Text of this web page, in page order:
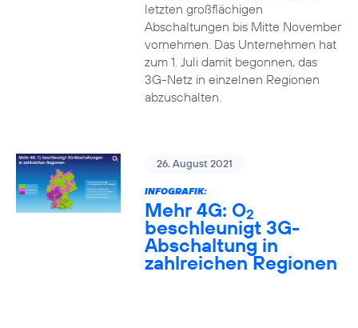
letzten großflächigen
Abschaltungen bis Mitte November
vornehmen. Das Unternehmen hat
zum 1. Juli damit begonnen, das
3G-Netz in einzelnen Regionen
abzuschalten.
26. August 2021
INFOGRAFIK:
Mehr 4G: O2
beschleunigt 3G-
Abschaltung in
zahlreichen Regionen